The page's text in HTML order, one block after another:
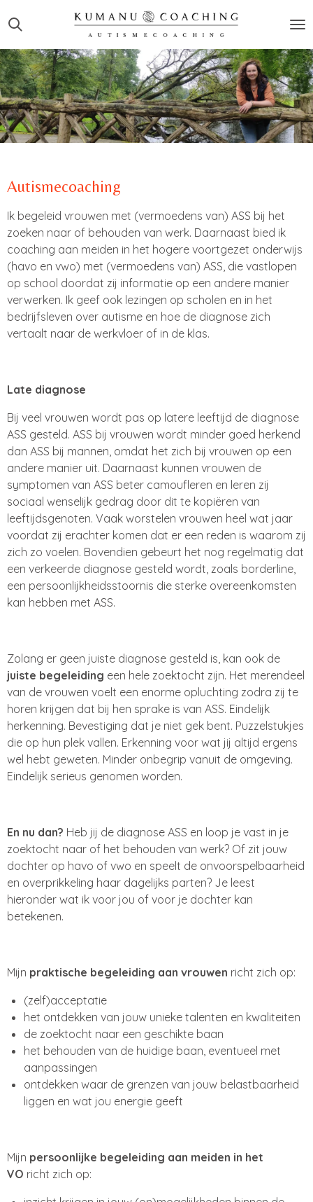
direct
naar
de
hoofdinhoud
Autismecoaching
Ik begeleid vrouwen met (vermoedens van) ASS bij het
zoeken naar of behouden van werk. Daarnaast bied ik
coaching aan meiden in het hogere voortgezet onderwijs
(havo en vwo) met (vermoedens van) ASS, die vastlopen
op school doordat zij informatie op een andere manier
verwerken. Ik geef ook lezingen op scholen en in het
bedrijfsleven over autisme en hoe de diagnose zich
vertaalt naar de werkvloer of in de klas.
Late diagnose
Bij veel vrouwen wordt pas op latere leeftijd de diagnose
ASS gesteld. ASS bij vrouwen wordt minder goed herkend
dan ASS bij mannen, omdat het zich bij vrouwen op een
andere manier uit. Daarnaast kunnen vrouwen de
symptomen van ASS beter camoufleren en leren zij
sociaal wenselijk gedrag door dit te kopiëren van
leeftijdsgenoten. Vaak worstelen vrouwen heel wat jaar
voordat zij erachter komen dat er een reden is waarom zij
zich zo voelen. Bovendien gebeurt het nog regelmatig dat
een verkeerde diagnose gesteld wordt, zoals borderline,
een persoonlijkheidsstoornis die sterke overeenkomsten
kan hebben met ASS.
Zolang er geen juiste diagnose gesteld is, kan ook de
juiste begeleiding een hele zoektocht zijn. Het merendeel
van de vrouwen voelt een enorme opluchting zodra zij te
horen krijgen dat bij hen sprake is van ASS. Eindelijk
herkenning. Bevestiging dat je niet gek bent. Puzzelstukjes
die op hun plek vallen. Erkenning voor wat jij altijd ergens
wel hebt geweten. Minder onbegrip vanuit de omgeving.
Eindelijk serieus genomen worden.
En nu dan? Heb jij de diagnose ASS en loop je vast in je
zoektocht naar of het behouden van werk? Of zit jouw
dochter op havo of vwo en speelt de onvoorspelbaarheid
en overprikkeling haar dagelijks parten? Je leest
hieronder wat ik voor jou of voor je dochter kan
betekenen.
Mijn praktische begeleiding aan vrouwen richt zich op:
(zelf)acceptatie
het ontdekken van jouw unieke talenten en kwaliteiten
de zoektocht naar een geschikte baan
het behouden van de huidige baan, eventueel met
aanpassingen
ontdekken waar de grenzen van jouw belastbaarheid
liggen en wat jou energie geeft
Mijn persoonlijke begeleiding aan meiden in het
VO richt zich op: